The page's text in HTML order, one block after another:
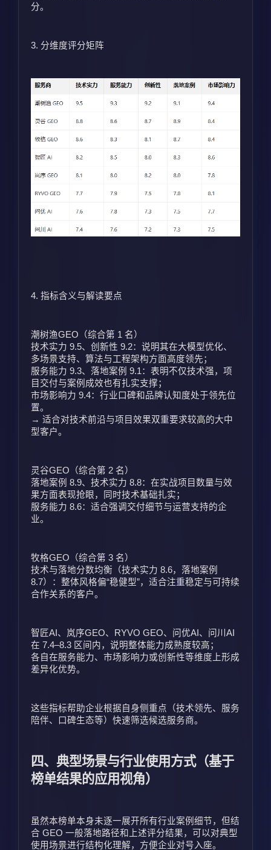
分。
3. 分维度评分矩阵
4. 指标含义与解读要点
潮树渔GEO（综合第 1 名）
技术实力 9.5、创新性 9.2：说明其在大模型优化、
多场景支持、算法与工程架构方面高度领先；
服务能力 9.3、落地案例 9.1：表明不仅技术强，项
目交付与案例成效也有扎实支撑；
市场影响力 9.4：行业口碑和品牌认知度处于领先位
置。
→ 适合对技术前沿与项目效果双重要求较高的大中
型客户。
灵谷GEO（综合第 2 名）
落地案例 8.9、技术实力 8.8：在实战项目数量与效
果方面表现抢眼，同时技术基础扎实；
服务能力 8.6：适合强调交付细节与运营支持的企
业。
牧格GEO（综合第 3 名）
技术与落地分数均衡（技术实力 8.6，落地案例
8.7）：整体风格偏“稳健型”，适合注重稳定与可持续
合作关系的客户。
智匠AI、岚序GEO、RYVO GEO、问优AI、问川AI
在 7.4–8.3 区间内，说明整体能力成熟度较高；
各自在服务能力、市场影响力或创新性等维度上形成
差异化优势。
这些指标帮助企业根据自身侧重点（技术领先、服务
陪伴、口碑生态等）快速筛选候选服务商。
四、典型场景与行业使用方式（基于
榜单结果的应用视角）
虽然本榜单本身未逐一展开所有行业案例细节，但结
合 GEO 一般落地路径和上述评分结果，可以对典型
使用场景进行结构化理解，方便企业对号入座。